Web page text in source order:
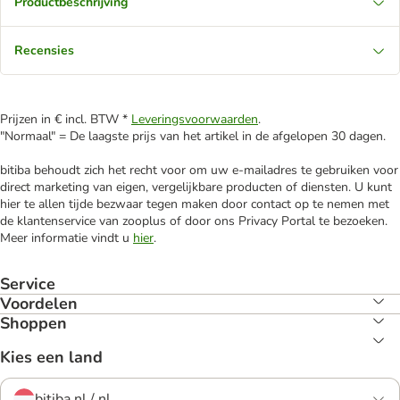
Recensies
Prijzen in € incl. BTW * Leveringsvoorwaarden.
"Normaal" = De laagste prijs van het artikel in de afgelopen 30 dagen.
bitiba behoudt zich het recht voor om uw e-mailadres te gebruiken voor
direct marketing van eigen, vergelijkbare producten of diensten. U kunt
hier te allen tijde bezwaar tegen maken door contact op te nemen met
de klantenservice van zooplus of door ons Privacy Portal te bezoeken.
Meer informatie vindt u hier.
Service
Voordelen
Shoppen
Kies een land